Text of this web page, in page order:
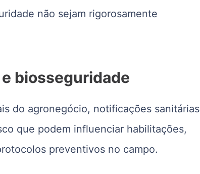
não sejam rigorosamente
biosseguridade
do agronegócio, notificações sanitárias
que podem influenciar habilitações,
preventivos no campo.